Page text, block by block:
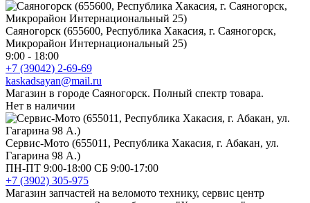
Саяногорск (655600, Республика Хакасия, г. Саяногорск,
Микрорайон Интернациональный 25)
9:00 - 18:00
+7 (39042) 2-69-69
kaskadsayan@mail.ru
Магазин в городе Саяногорск. Полный спектр товара.
Нет в наличии
Сервис-Мото (655011, Республика Хакасия, г. Абакан, ул.
Гагарина 98 А.)
ПН-ПТ 9:00-18:00 СБ 9:00-17:00
+7 (3902) 305-975
Магазин запчастей на веломото технику, сервис центр